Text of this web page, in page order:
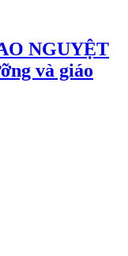
NGUYỆT
và giáo